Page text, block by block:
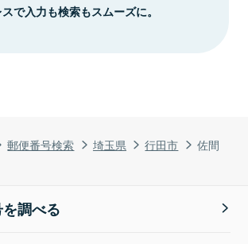
郵便番号検索 埼玉県 行田市 佐間
で入力も検索もスムーズに。
調べる